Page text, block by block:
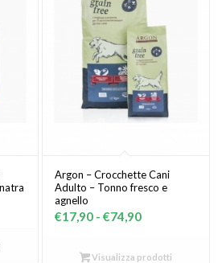
Argon – Crocchette Cani
Adulto – Tonno fresco e
agnello
€17,90 - €74,90Fascia
prezzo:
Visualizza prodotti